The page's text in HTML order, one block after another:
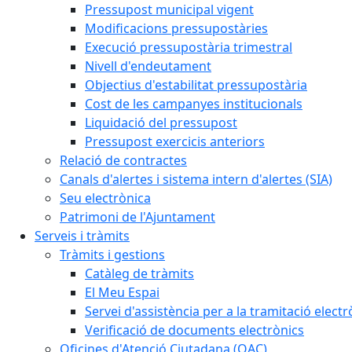
Pressupost municipal vigent
Modificacions pressupostàries
Execució pressupostària trimestral
Nivell d'endeutament
Objectius d'estabilitat pressupostària
Cost de les campanyes institucionals
Liquidació del pressupost
Pressupost exercicis anteriors
Relació de contractes
Canals d'alertes i sistema intern d'alertes (SIA)
Seu electrònica
Patrimoni de l'Ajuntament
Serveis i tràmits
Tràmits i gestions
Catàleg de tràmits
El Meu Espai
Servei d'assistència per a la tramitació
Verificació de documents electrònics